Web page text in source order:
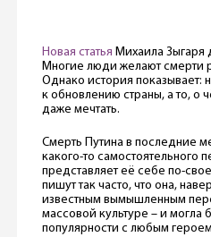
Новая статья Михаила Зыгаря
Многие люди желают смерти
Однако история показывает:
к обновлению страны, а то, о
даже мечтать.
Смерть Путина в последние
какого-то самостоятельного
представляет её себе по-
пишут так часто, что она,
известным вымышленным
массовой культуре – и могла
популярности с любым